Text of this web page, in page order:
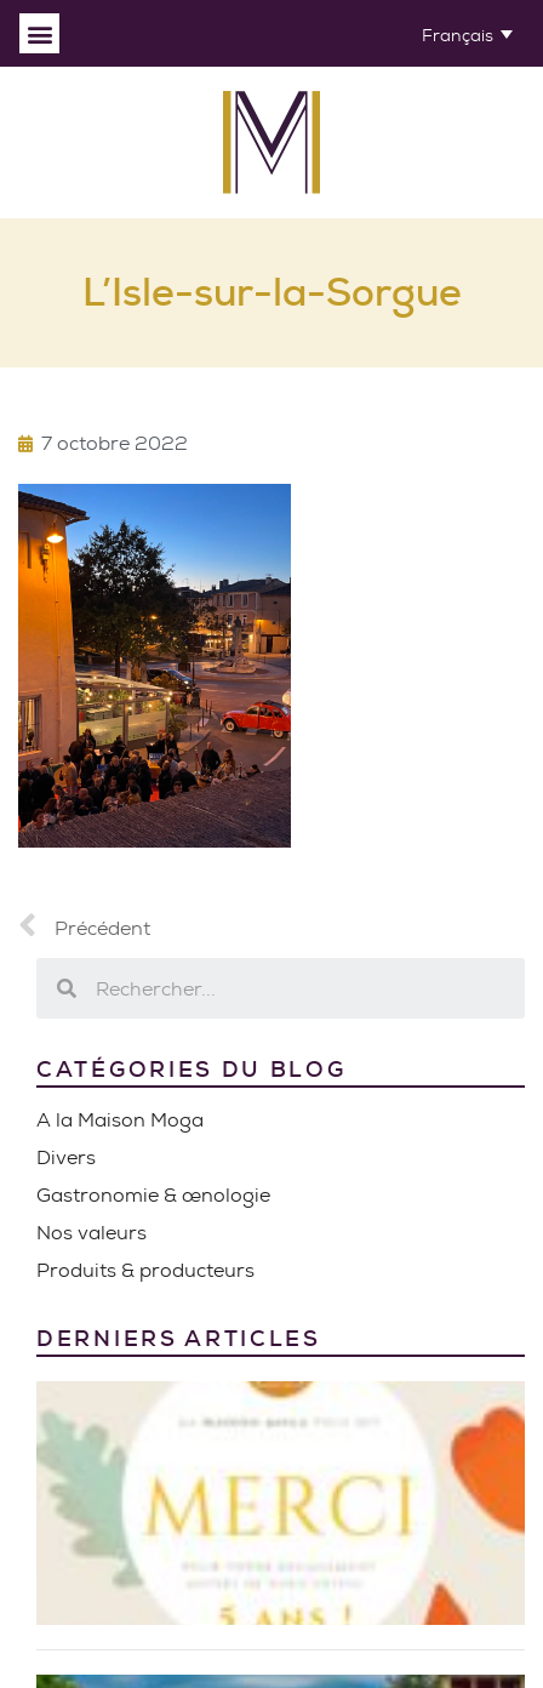
Français
L’Isle-sur-la-Sorgue
7 octobre 2022
Précédent
CATÉGORIES DU BLOG
A la Maison Moga
Divers
Gastronomie & œnologie
Nos valeurs
Produits & producteurs
DERNIERS ARTICLES